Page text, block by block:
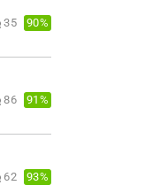
35 90%
86 91%
62 93%